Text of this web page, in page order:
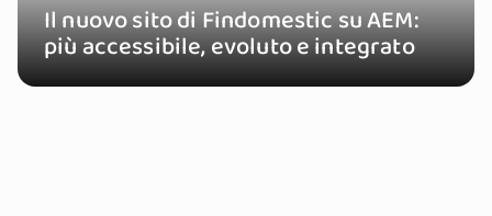
Il nuovo sito di Findomestic su AEM:
più accessibile, evoluto e integrato